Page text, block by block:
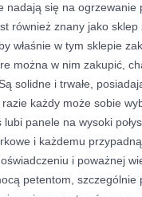
nadają się na ogrzewanie
również znany jako
właśnie w tym sklepie
można w nim zakupić,
solidne i trwałe,
każdy może sobie
panele na wysoki
i każdemu
i poważnej
petentom, szczególnie